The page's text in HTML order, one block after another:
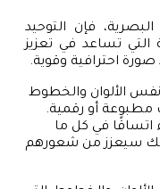
فإن التوحيد
تساعد في تعزيز
صورة احترافية وقوية.
الألوان والخطوط
مطبوعة أو رقمية.
اتساقًا في كل ما
ذلك سيعزز من شعورهم